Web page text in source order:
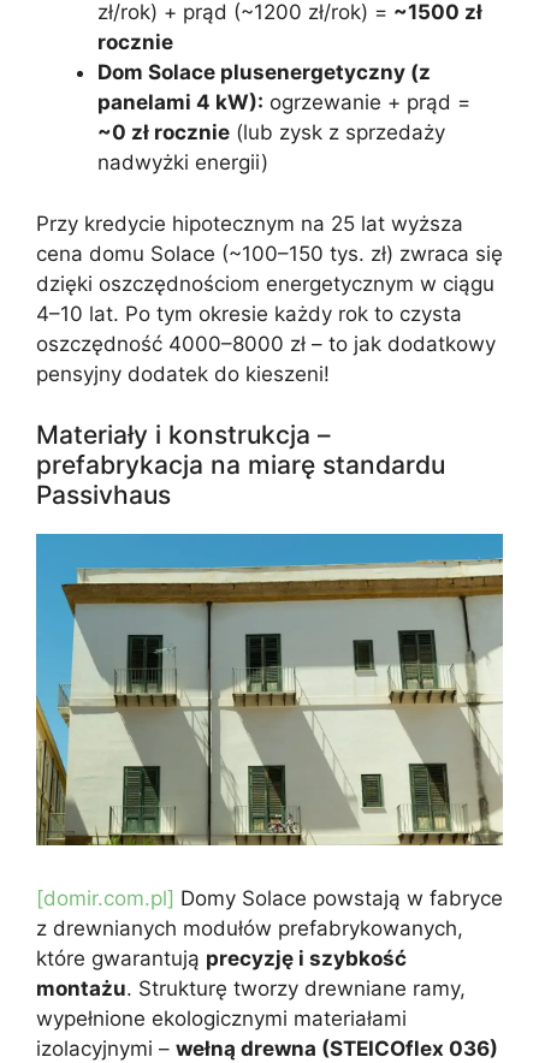
zł/rok) + prąd (~1200 zł/rok) = ~1500 zł
rocznie
Dom Solace plusenergetyczny (z
panelami 4 kW): ogrzewanie + prąd =
~0 zł rocznie (lub zysk z sprzedaży
nadwyżki energii)
Przy kredycie hipotecznym na 25 lat wyższa
cena domu Solace (~100–150 tys. zł) zwraca się
dzięki oszczędnościom energetycznym w ciągu
4–10 lat. Po tym okresie każdy rok to czysta
oszczędność 4000–8000 zł – to jak dodatkowy
pensyjny dodatek do kieszeni!
Materiały i konstrukcja –
prefabrykacja na miarę standardu
Passivhaus
[domir.com.pl] Domy Solace powstają w fabryce
z drewnianych modułów prefabrykowanych,
które gwarantują precyzję i szybkość
montażu. Strukturę tworzy drewniane ramy,
wypełnione ekologicznymi materiałami
izolacyjnymi – wełną drewna (STEICOflex 036)